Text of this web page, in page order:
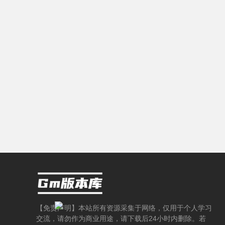
【免责声明】本站所有资源采集于网络，仅用于个人学习
交流，请勿作为商业用途，请下载后24小时内删除。若